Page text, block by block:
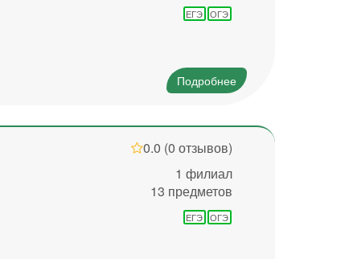
ЕГЭ ОГЭ
Подробнее
0.0 (0 отзывов)
1 филиал
13 предметов
ЕГЭ ОГЭ